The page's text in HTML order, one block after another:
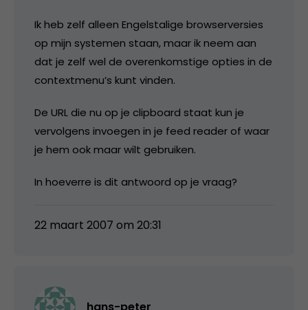
Ik heb zelf alleen Engelstalige browserversies
op mijn systemen staan, maar ik neem aan
dat je zelf wel de overenkomstige opties in de
contextmenu’s kunt vinden.
De URL die nu op je clipboard staat kun je
vervolgens invoegen in je feed reader of waar
je hem ook maar wilt gebruiken.
In hoeverre is dit antwoord op je vraag?
22 maart 2007 om 20:31
hans-peter